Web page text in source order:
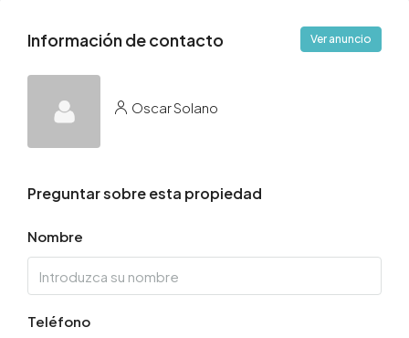
Información de contacto Ver anuncio
Oscar Solano
Preguntar sobre esta propiedad
Nombre
Teléfono